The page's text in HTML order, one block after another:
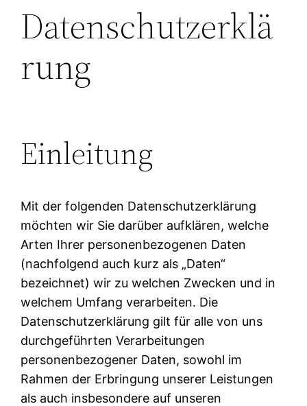
Datenschutzerklä
rung
Einleitung
Mit der folgenden Datenschutzerklärung
möchten wir Sie darüber aufklären, welche
Arten Ihrer personenbezogenen Daten
(nachfolgend auch kurz als „Daten“
bezeichnet) wir zu welchen Zwecken und in
welchem Umfang verarbeiten. Die
Datenschutzerklärung gilt für alle von uns
durchgeführten Verarbeitungen
personenbezogener Daten, sowohl im
Rahmen der Erbringung unserer Leistungen
als auch insbesondere auf unseren